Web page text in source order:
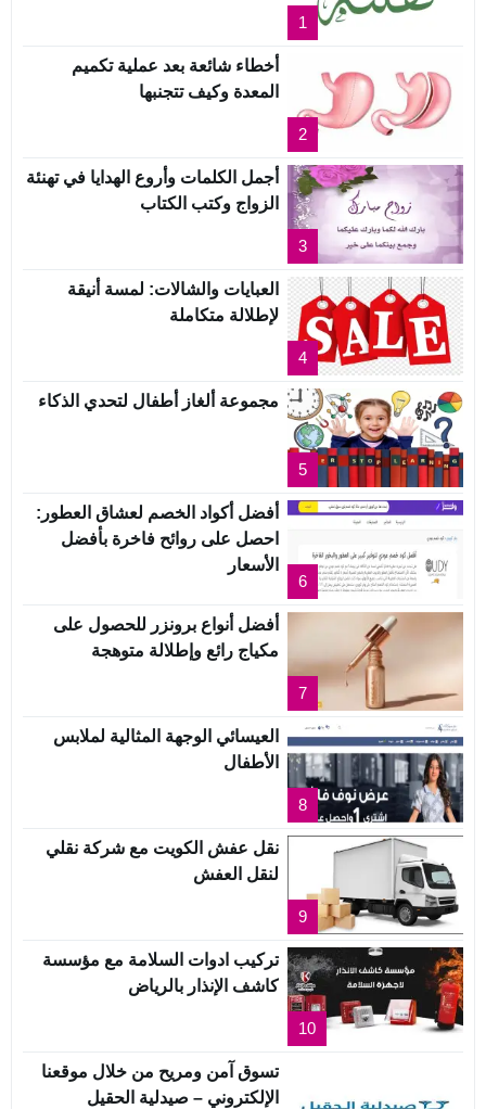
1
2
أخطاء شائعة بعد عملية تكميم
المعدة وكيف تتجنبها
3
أجمل الكلمات وأروع الهدايا في تهنئة
الزواج وكتب الكتاب
4
العبايات والشالات: لمسة أنيقة
لإطلالة متكاملة
5
مجموعة ألغاز أطفال لتحدي الذكاء
6
أفضل أكواد الخصم لعشاق العطور:
احصل على روائح فاخرة بأفضل
الأسعار
7
أفضل أنواع برونزر للحصول على
مكياج رائع وإطلالة متوهجة
8
العيسائي الوجهة المثالية لملابس
الأطفال
9
نقل عفش الكويت مع شركة نقلي
لنقل العفش
10
تركيب ادوات السلامة مع مؤسسة
كاشف الإنذار بالرياض
تسوق آمن ومريح من خلال موقعنا
الإلكتروني – صيدلية الحقيل